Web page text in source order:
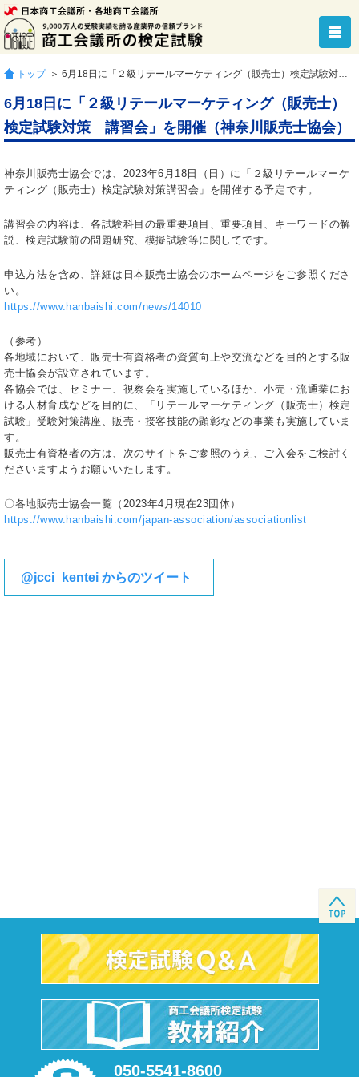
トップ ＞ 6月18日に「２級リテールマーケティング（販売士）検定試験対策 講習会」を開催（神奈川販売士協会）
6月18日に「２級リテールマーケティング（販売士）
検定試験対策 講習会」を開催（神奈川販売士協会）
神奈川販売士協会では、2023年6月18日（日）に「２級リテールマーケ
ティング（販売士）検定試験対策講習会」を開催する予定です。
講習会の内容は、各試験科目の最重要項目、重要項目、キーワードの解
説、検定試験前の問題研究、模擬試験等に関してです。
申込方法を含め、詳細は日本販売士協会のホームページをご参照くださ
い。
https://www.hanbaishi.com/news/14010
（参考）
各地域において、販売士有資格者の資質向上や交流などを目的とする販
売士協会が設立されています。
各協会では、セミナー、視察会を実施しているほか、小売・流通業にお
ける人材育成などを目的に、「リテールマーケティング（販売士）検定
試験」受験対策講座、販売・接客技能の顕彰などの事業も実施していま
す。
販売士有資格者の方は、次のサイトをご参照のうえ、ご入会をご検討く
ださいますようお願いいたします。
〇各地販売士協会一覧（2023年4月現在23団体）
https://www.hanbaishi.com/japan-association/associationlist
@jcci_kentei からのツイート
050-5541-8600